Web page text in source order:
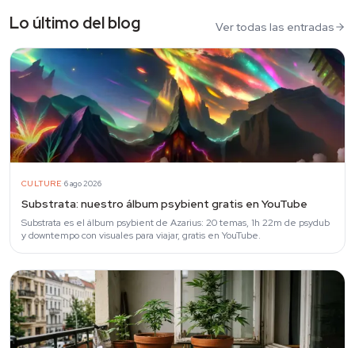
Lo último del blog Ver todas las entradas
CULTURE·6 ago 2026
Substrata: nuestro álbum psybient gratis en YouTube
Substrata es el álbum psybient de Azarius: 20 temas, 1h 22m de psydub
y downtempo con visuales para viajar, gratis en YouTube.